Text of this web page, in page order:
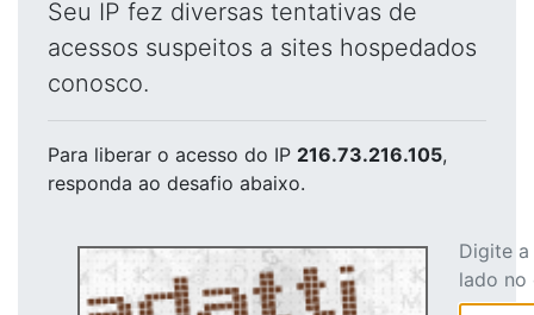
Seu IP fez diversas tentativas de
acessos suspeitos a sites hospedados
conosco.
Para liberar o acesso do IP 216.73.216.105,
responda ao desafio abaixo.
Digite
lado no